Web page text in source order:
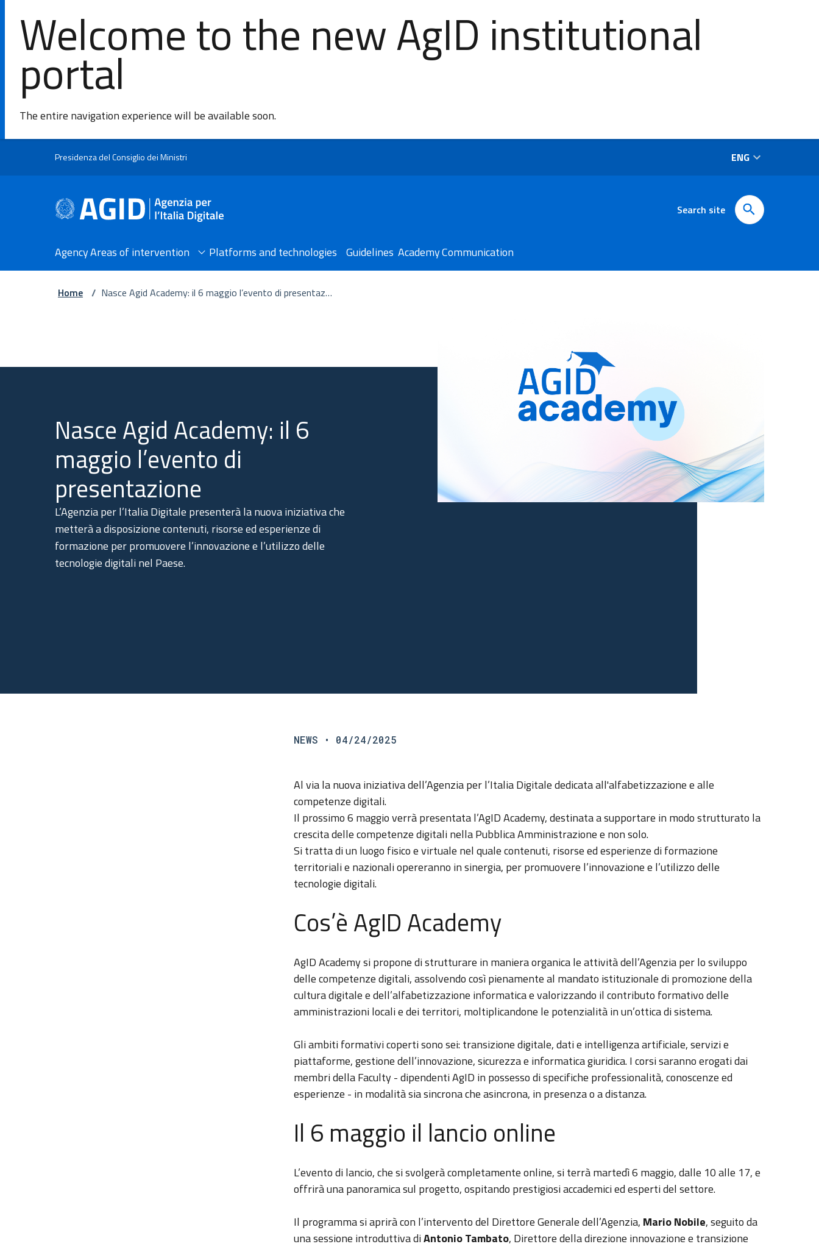
Welcome to the new AgID institutional
portal
The entire navigation experience will be available soon.
Presidenza del Consiglio dei Ministri ENG
Search site
AgencyAreas of intervention​ Platforms and technologies​ Guidelines AcademyCommunication
Home / Nasce Agid Academy: il 6 maggio l’evento di presentazi
Nasce Agid Academy: il 6
maggio l’evento di
presentazione
L’Agenzia per l’Italia Digitale presenterà la nuova iniziativa che
metterà a disposizione contenuti, risorse ed esperienze di
formazione per promuovere l’innovazione e l’utilizzo delle
tecnologie digitali nel Paese.
NEWS • 04/24/2025
Al via la nuova iniziativa dell’Agenzia per l’Italia Digitale dedicata all'alfabetizzazione e alle
competenze digitali.
Il prossimo 6 maggio verrà presentata l’AgID Academy, destinata a supportare in modo strutturato la
crescita delle competenze digitali nella Pubblica Amministrazione e non solo.
Si tratta di un luogo fisico e virtuale nel quale contenuti, risorse ed esperienze di formazione
territoriali e nazionali opereranno in sinergia, per promuovere l’innovazione e l’utilizzo delle
tecnologie digitali.
Cos’è AgID Academy
AgID Academy si propone di strutturare in maniera organica le attività dell’Agenzia per lo sviluppo
delle competenze digitali, assolvendo così pienamente al mandato istituzionale di promozione della
cultura digitale e dell’alfabetizzazione informatica e valorizzando il contributo formativo delle
amministrazioni locali e dei territori, moltiplicandone le potenzialità in un’ottica di sistema.
Gli ambiti formativi coperti sono sei: transizione digitale, dati e intelligenza artificiale, servizi e
piattaforme, gestione dell’innovazione, sicurezza e informatica giuridica. I corsi saranno erogati dai
membri della Faculty - dipendenti AgID in possesso di specifiche professionalità, conoscenze ed
esperienze - in modalità sia sincrona che asincrona, in presenza o a distanza.
Il 6 maggio il lancio online
L’evento di lancio, che si svolgerà completamente online, si terrà martedì 6 maggio, dalle 10 alle 17, e
offrirà una panoramica sul progetto, ospitando prestigiosi accademici ed esperti del settore.
Il programma si aprirà con l’intervento del Direttore Generale dell’Agenzia, Mario Nobile, seguito da
una sessione introduttiva diAntonio Tambato, Direttore della direzione innovazione e transizione